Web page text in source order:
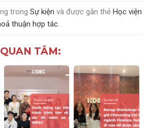
trong Sự kiện và được gắn thẻ Học viện
thuận hợp tác.
TÂM: